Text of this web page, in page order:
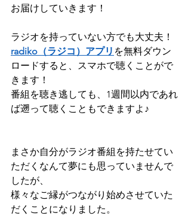
お届けしていきます！
ラジオを持っていない方でも大丈夫！
radiko（ラジコ）アプリ を無料ダウン
ロードすると、スマホで聴くことがで
きます！
番組を聴き逃しても、1週間以内であれ
ば遡って聴くこともできますよ♪
まさか自分がラジオ番組を持たせてい
ただくなんて夢にも思っていませんで
したが、
様々なご縁がつながり始めさせていた
だくことになりました。